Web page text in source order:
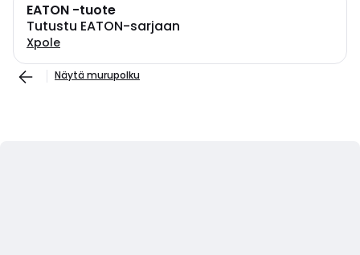
EATON -tuote
Tutustu EATON-sarjaan
Xpole
Näytä murupolku